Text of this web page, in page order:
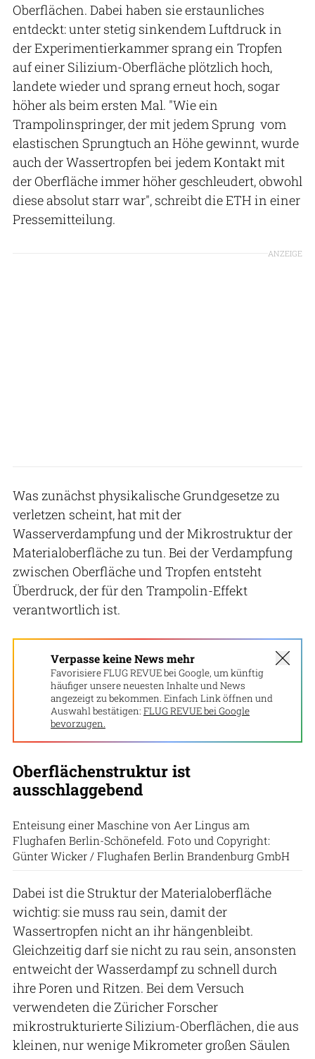
Oberflächen. Dabei haben sie erstaunliches
entdeckt: unter stetig sinkendem Luftdruck in
der Experimentierkammer sprang ein Tropfen
auf einer Silizium-Oberfläche plötzlich hoch,
landete wieder und sprang erneut hoch, sogar
höher als beim ersten Mal. "Wie ein
Trampolinspringer, der mit jedem Sprung vom
elastischen Sprungtuch an Höhe gewinnt, wurde
auch der Wassertropfen bei jedem Kontakt mit
der Oberfläche immer höher geschleudert, obwohl
diese absolut starr war", schreibt die ETH in einer
Pressemitteilung.
ANZEIGE
Was zunächst physikalische Grundgesetze zu
verletzen scheint, hat mit der
Wasserverdampfung und der Mikrostruktur der
Materialoberfläche zu tun. Bei der Verdampfung
zwischen Oberfläche und Tropfen entsteht
Überdruck, der für den Trampolin-Effekt
verantwortlich ist.
Verpasse keine News mehr
Favorisiere FLUG REVUE bei Google, um künftig
häufiger unsere neuesten Inhalte und News
angezeigt zu bekommen. Einfach Link öffnen und
Auswahl bestätigen: FLUG REVUE bei Google
bevorzugen.
Oberflächenstruktur ist
ausschlaggebend
Enteisung einer Maschine von Aer Lingus am
Flughafen Berlin-Schönefeld. Foto und Copyright:
Günter Wicker / Flughafen Berlin Brandenburg GmbH
Dabei ist die Struktur der Materialoberfläche
wichtig: sie muss rau sein, damit der
Wassertropfen nicht an ihr hängenbleibt.
Gleichzeitig darf sie nicht zu rau sein, ansonsten
entweicht der Wasserdampf zu schnell durch
ihre Poren und Ritzen. Bei dem Versuch
verwendeten die Züricher Forscher
mikrostrukturierte Silizium-Oberflächen, die aus
kleinen, nur wenige Mikrometer großen Säulen